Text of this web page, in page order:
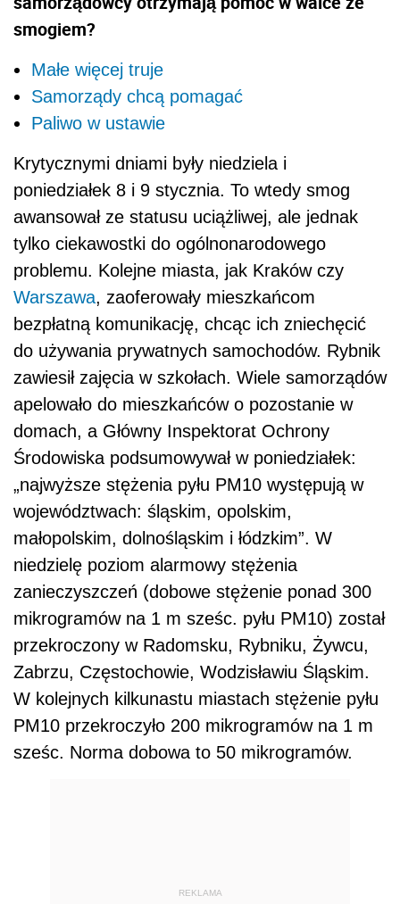
smogiem?
Małe więcej truje
Samorządy chcą pomagać
Paliwo w ustawie
Krytycznymi dniami były niedziela i
poniedziałek 8 i 9 stycznia. To wtedy smog
awansował ze statusu uciążliwej, ale jednak
tylko ciekawostki do ogólnonarodowego
problemu. Kolejne miasta, jak Kraków czy
Warszawa, zaoferowały mieszkańcom
bezpłatną komunikację, chcąc ich zniechęcić
do używania prywatnych samochodów. Rybnik
zawiesił zajęcia w szkołach. Wiele samorządów
apelowało do mieszkańców o pozostanie w
domach, a Główny Inspektorat Ochrony
Środowiska podsumowywał w poniedziałek:
„najwyższe stężenia pyłu PM10 występują w
województwach: śląskim, opolskim,
małopolskim, dolnośląskim i łódzkim”. W
niedzielę poziom alarmowy stężenia
zanieczyszczeń (dobowe stężenie ponad 300
mikrogramów na 1 m sześc. pyłu PM10) został
przekroczony w Radomsku, Rybniku, Żywcu,
Zabrzu, Częstochowie, Wodzisławiu Śląskim.
W kolejnych kilkunastu miastach stężenie pyłu
PM10 przekroczyło 200 mikrogramów na 1 m
sześc. Norma dobowa to 50 mikrogramów.
REKLAMA